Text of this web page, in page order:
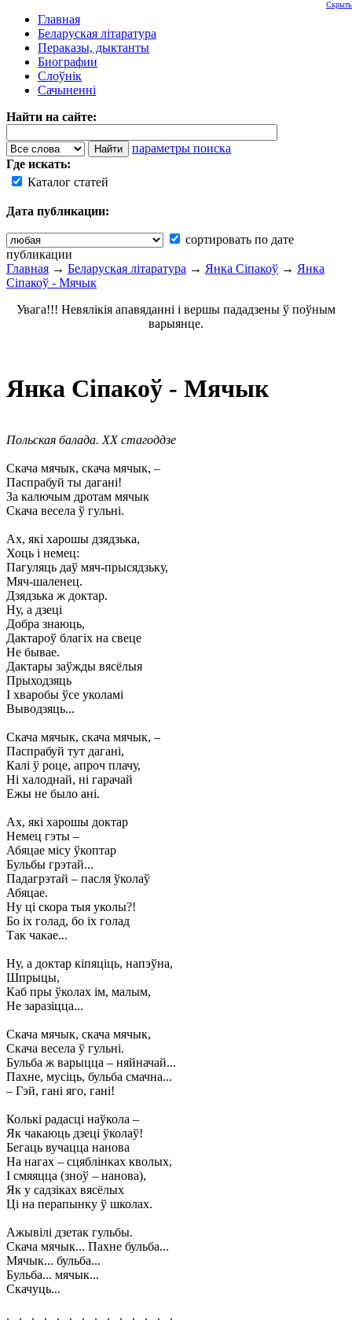
Главная
Беларуская літаратура
Пераказы, дыктанты
Биографии
Слоўнік
Сачыненні
Найти на сайте:
параметры поиска
Где искать:
Каталог статей
Дата публикации:
сортировать по дате
публикации
Скрыть
Главная → Беларуская літаратура → Янка Сіпакоў → Янка
Сіпакоў - Мячык
Увага!!! Невялікія апавяданні і вершы пададзены ў поўным
варыянце.
Янка Сіпакоў - Мячык
Польская балада. XX стагоддзе
Скача мячык, скача мячык, –
Паспрабуй ты дагані!
За калючым дротам мячык
Скача весела ў гульні.
Ах, які харошы дзядзька,
Хоць і немец:
Пагуляць даў мяч-прысядзьку,
Мяч-шаленец.
Дзядзька ж доктар.
Ну, а дзеці
Добра знаюць,
Дактароў благіх на свеце
Не бывае.
Дактары заўжды вясёлыя
Прыходзяць
I хваробы ўсе уколамі
Выводзяць...
Скача мячык, скача мячык, –
Паспрабуй тут дагані,
Калі ў роце, апроч плачу,
Ні халоднай, ні гарачай
Ежы не было ані.
Ах, які харошы доктар
Немец гэты –
Абяцае місу ўкоптар
Бульбы грэтай...
Падагрэтай – пасля ўколаў
Абяцае.
Ну ці скора тыя уколы?!
Бо іх голад, бо іх голад
Так чакае...
Ну, а доктар кіпяціць, напэўна,
Шпрыцы,
Каб пры ўколах ім, малым,
Не заразіцца...
Скача мячык, скача мячык,
Скача весела ў гульні.
Бульба ж варыцца – няйначай...
Пахне, мусіць, бульба смачна...
– Гэй, гані яго, гані!
Колькі радасці наўкола –
Як чакаюць дзеці ўколаў!
Бегаць вучацца нанова
На нагах – сцяблінках кволых,
I смяяцца (зноў – нанова),
Як у садзіках вясёлых
Ці на перапынку ў школах.
Ажывілі дзетак гульбы.
Скача мячык... Пахне бульба...
Мячык... бульба...
Бульба... мячык...
Скачуць...
. . . . . . . . . . . . . .